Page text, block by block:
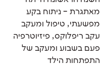
מאתגרת – ניתוח בקע
מפשעתי, טיפול ומעקב
עקב ריפלוקס, פיזיוטרפיה
פעם בשבוע ומעקב של
התפתחות הילד